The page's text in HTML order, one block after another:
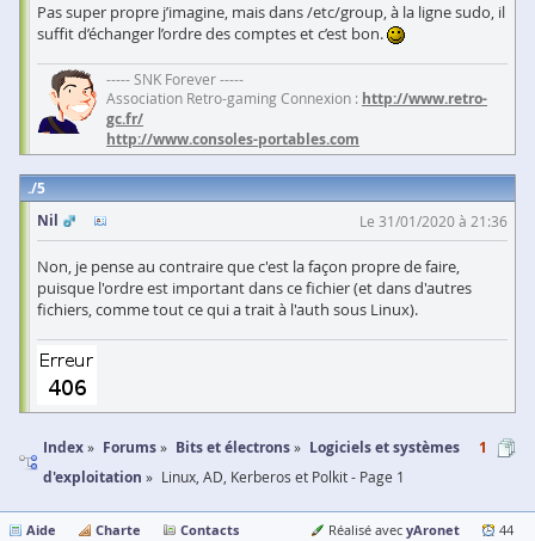
Pas super propre j’imagine, mais dans /etc/group, à la ligne sudo, il
suffit d’échanger l’ordre des comptes et c’est bon.
----- SNK Forever -----
Association Retro-gaming Connexion : http://www.retro-
gc.fr/
http://www.consoles-portables.com
5
Nil
Le 31/01/2020 à 21:36
Non, je pense au contraire que c'est la façon propre de faire,
puisque l'ordre est important dans ce fichier (et dans d'autres
fichiers, comme tout ce qui a trait à l'auth sous Linux).
Index Forums Bits et électrons
Logiciels et systèmes
d'exploitation
Linux, AD, Kerberos et Polkit - Page 1
1
Aide Charte Contacts Réalisé avec yAronet 44